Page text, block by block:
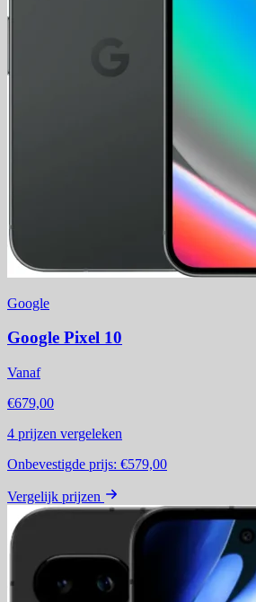
Google
Google Pixel 10
Vanaf
€679,00
4 prijzen vergeleken
Onbevestigde prijs: €579,00
Vergelijk prijzen